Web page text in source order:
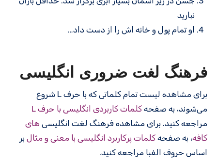
نبارید
او تمام پول و خانه اش را از دست داد…
فرهنگ لغت ضروری انگلیسی
برای مشاهده لیست تمام کلماتی که با حرف L شروع
می‌شوند، به صفحه کلمات کاربردی انگلیسی با حرف L
مراجعه کنید. برای مشاهده فرهنگ لغت انگلیسی های
کافه، به صفحه کلمات پرکاربرد انگلیسی با معنی و مثال بر
اساس حروف الفبا مراجعه کنید.